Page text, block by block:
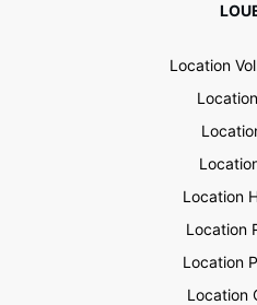
Location
Location
Location
Location
Location